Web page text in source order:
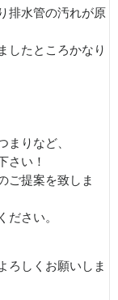
排水管の汚れが原
したところかなり
まりなど、
さい！
ご提案を致しま
ださい。
ろしくお願いしま